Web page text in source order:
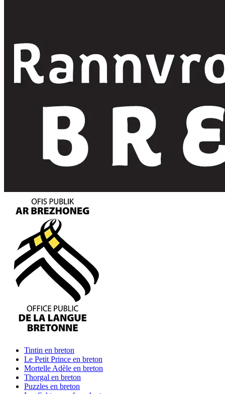
Tintin en breton
Le Petit Prince en breton
Mortelle Adèle en breton
Thorgal en breton
Puzzles en breton